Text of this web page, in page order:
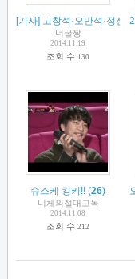
[기사] 고창석·오만석·정선
너굴짱
2014.11.19
조회 수 130
슈스케 킹키!! (26)
니체의절대고독
2014.11.08
조회 수 212